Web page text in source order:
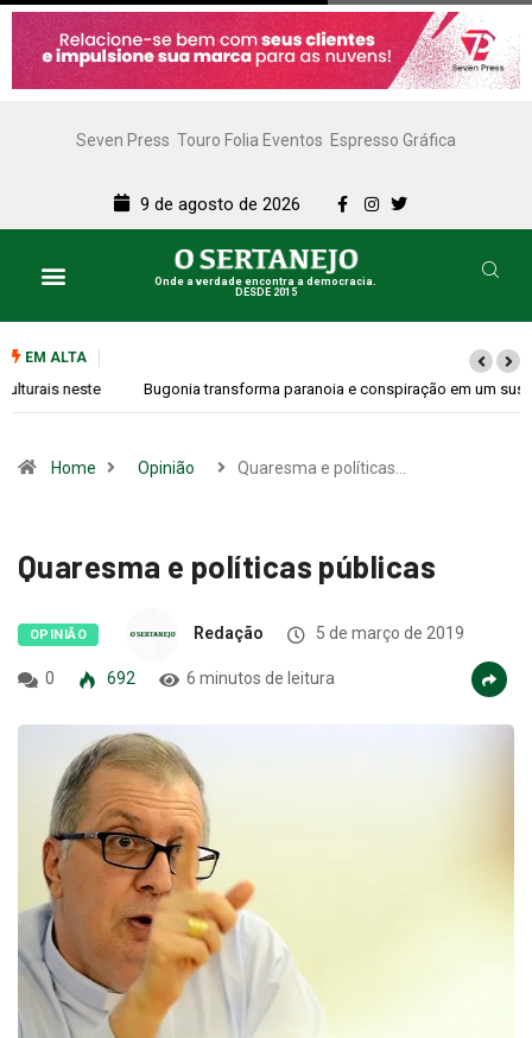
Seven Press Touro Folia Eventos Espresso Gráfica
9 de agosto de 2026
Onde a verdade encontra a democracia.
DESDE 2015
EM ALTA
Bugonia transforma paranoia e conspiração em um suspense imprevisível
Home Opinião Quaresma e políticas…
Quaresma e políticas públicas
OPINIÃO Redação 5 de março de 2019
0 692 6 minutos de leitura